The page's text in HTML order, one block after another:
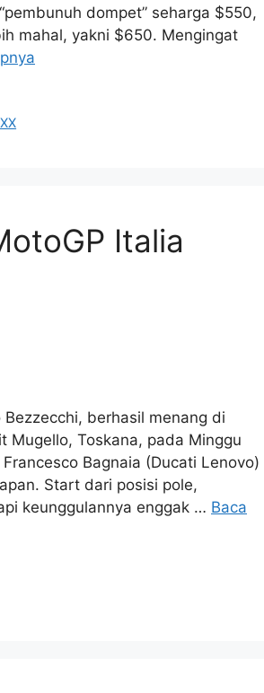
dompet” seharga $550,
mahal, yakni $650. Mengingat
Italia
berhasil menang di
Mugello, Toskana, pada Minggu
Bagnaia (Ducati Lenovo)
Start dari posisi pole,
keunggulannya enggak … Baca